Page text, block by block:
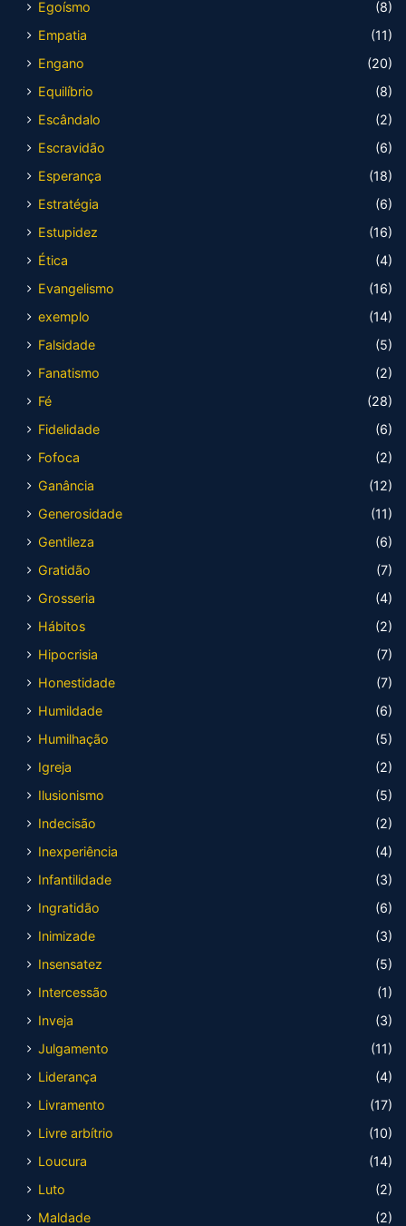
Egoísmo
(8)
Empatia
(11)
Engano
(20)
Equilíbrio
(8)
Escândalo
(2)
Escravidão
(6)
Esperança
(18)
Estratégia
(6)
Estupidez
(16)
Ética
(4)
Evangelismo
(16)
exemplo
(14)
Falsidade
(5)
Fanatismo
(2)
Fé
(28)
Fidelidade
(6)
Fofoca
(2)
Ganância
(12)
Generosidade
(11)
Gentileza
(6)
Gratidão
(7)
Grosseria
(4)
Hábitos
(2)
Hipocrisia
(7)
Honestidade
(7)
Humildade
(6)
Humilhação
(5)
Igreja
(2)
Ilusionismo
(5)
Indecisão
(2)
Inexperiência
(4)
Infantilidade
(3)
Ingratidão
(6)
Inimizade
(3)
Insensatez
(5)
Intercessão
(1)
Inveja
(3)
Julgamento
(11)
Liderança
(4)
Livramento
(17)
Livre arbítrio
(10)
Loucura
(14)
Luto
(2)
Maldade
(2)